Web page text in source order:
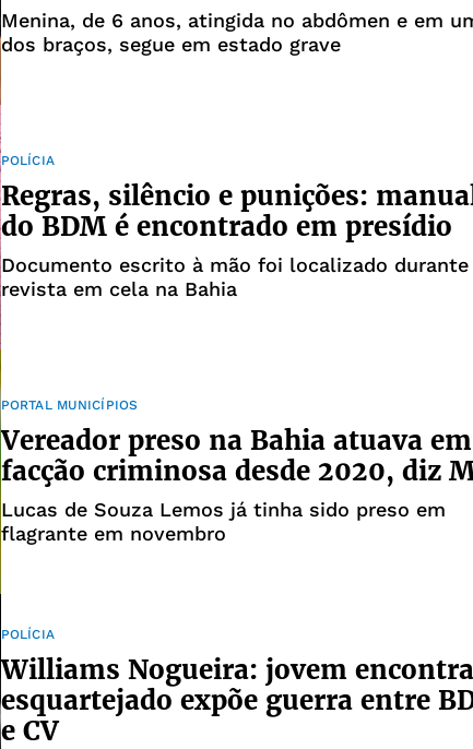
Menina, de 6 anos, atingida no abdômen e em
dos braços, segue em estado grave
POLÍCIA
Regras, silêncio e punições:
do BDM é encontrado em presídio
Documento escrito à mão foi localizado durante
revista em cela na Bahia
PORTAL MUNICÍPIOS
Vereador preso na Bahia atuava em
facção criminosa desde 2020, diz
Lucas de Souza Lemos já tinha sido preso em
flagrante em novembro
POLÍCIA
Williams Nogueira: jovem
esquartejado expõe guerra entre
e CV